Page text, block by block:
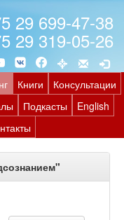
29 699-47-38
29 319-05-26
Книги
Консультации
Подкасты
English